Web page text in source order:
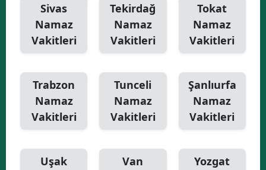
Sivas
Namaz
Vakitleri
Tekirdağ
Namaz
Vakitleri
Tokat
Namaz
Vakitleri
Trabzon
Namaz
Vakitleri
Tunceli
Namaz
Vakitleri
Şanlıurfa
Namaz
Vakitleri
Uşak
Van
Yozgat